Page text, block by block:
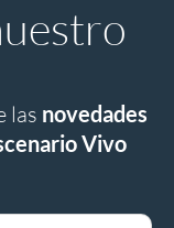
las novedades
Vivo